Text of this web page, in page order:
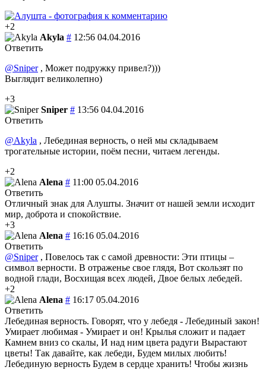
+2
Akyla # 12:56 04.04.2016
Ответить
@Sniper, Может подружку привел?)))
Выглядит великолепно)
+3
Sniper # 13:56 04.04.2016
Ответить
@Akyla , Лебединая верность, о ней мы складываем
трогательные истории, поём песни, читаем легенды.
+2
Alena # 11:00 05.04.2016
Ответить
Отличный знак для Алушты. Значит от нашей земли исходит
мир, доброта и спокойствие.
+3
Alena # 16:16 05.04.2016
Ответить
@Sniper, Повелось так с самой древности: Эти птицы –
символ верности. В отраженье свое глядя, Вот скользят по
водной глади, Восхищая всех людей, Двое белых лебедей.
+2
Alena # 16:17 05.04.2016
Ответить
Лебединая верность. Говорят, что у лебедя - Лебединый закон!
Умирает любимая - Умирает и он! Крылья сложит и падает
Камнем вниз со скалы, И над ним цвета радуги Вырастают
цветы! Так давайте, как лебеди, Будем милых любить!
Лебединую верность Будем в сердце хранить! Чтобы жизнь